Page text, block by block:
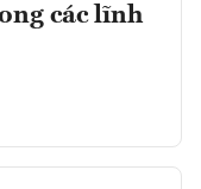
các lĩnh